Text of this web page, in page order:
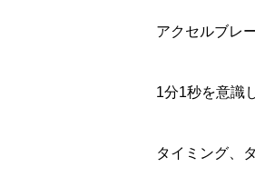
アクセルブレ
1分1秒を意識
タイミング、